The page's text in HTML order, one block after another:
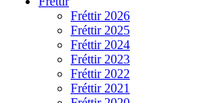
Fréttir 2026
Fréttir 2025
Fréttir 2024
Fréttir 2023
Fréttir 2022
Fréttir 2021